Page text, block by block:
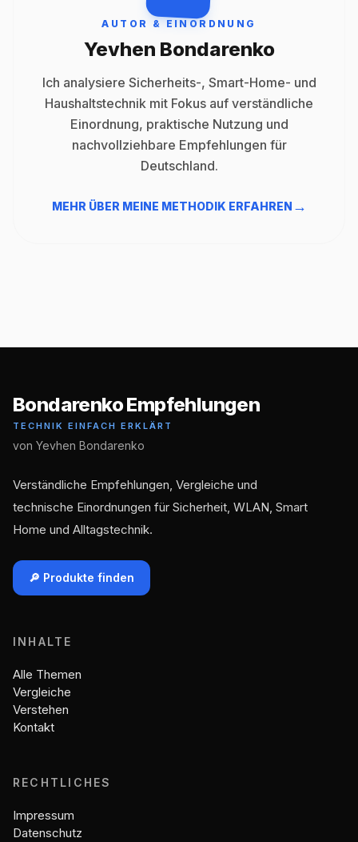
AUTOR & EINORDNUNG
Yevhen Bondarenko
Ich analysiere Sicherheits-, Smart-Home- und
Haushaltstechnik mit Fokus auf verständliche
Einordnung, praktische Nutzung und
nachvollziehbare Empfehlungen für
Deutschland.
MEHR ÜBER MEINE METHODIK ERFAHREN →
Bondarenko Empfehlungen
TECHNIK EINFACH ERKLÄRT
von Yevhen Bondarenko
Verständliche Empfehlungen, Vergleiche und
technische Einordnungen für Sicherheit, WLAN, Smart
Home und Alltagstechnik.
🔎 Produkte finden
INHALTE
Alle Themen
Vergleiche
Verstehen
Kontakt
RECHTLICHES
Impressum
Datenschutz